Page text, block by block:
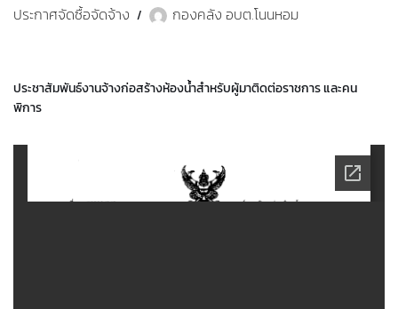
ประกาศจัดซื้อจัดจ้าง กองคลัง อบต.โนนหอม
ประชาสัมพันธ์งานจ้างก่อสร้างห้องนํ้าสำหรับผู้มาติดต่อราชการ และคน
พิการ